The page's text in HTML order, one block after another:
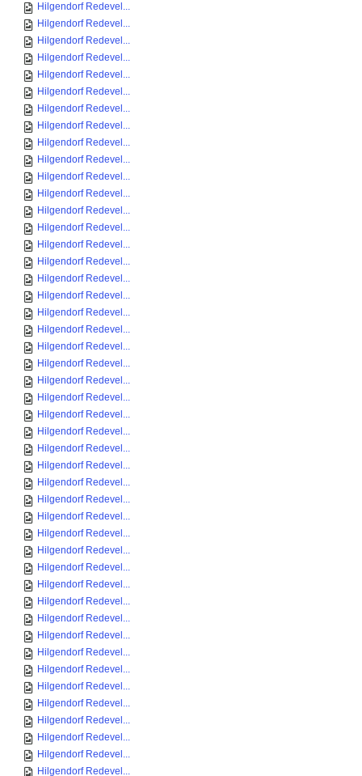
Hilgendorf Redevel...
Hilgendorf Redevel...
Hilgendorf Redevel...
Hilgendorf Redevel...
Hilgendorf Redevel...
Hilgendorf Redevel...
Hilgendorf Redevel...
Hilgendorf Redevel...
Hilgendorf Redevel...
Hilgendorf Redevel...
Hilgendorf Redevel...
Hilgendorf Redevel...
Hilgendorf Redevel...
Hilgendorf Redevel...
Hilgendorf Redevel...
Hilgendorf Redevel...
Hilgendorf Redevel...
Hilgendorf Redevel...
Hilgendorf Redevel...
Hilgendorf Redevel...
Hilgendorf Redevel...
Hilgendorf Redevel...
Hilgendorf Redevel...
Hilgendorf Redevel...
Hilgendorf Redevel...
Hilgendorf Redevel...
Hilgendorf Redevel...
Hilgendorf Redevel...
Hilgendorf Redevel...
Hilgendorf Redevel...
Hilgendorf Redevel...
Hilgendorf Redevel...
Hilgendorf Redevel...
Hilgendorf Redevel...
Hilgendorf Redevel...
Hilgendorf Redevel...
Hilgendorf Redevel...
Hilgendorf Redevel...
Hilgendorf Redevel...
Hilgendorf Redevel...
Hilgendorf Redevel...
Hilgendorf Redevel...
Hilgendorf Redevel...
Hilgendorf Redevel...
Hilgendorf Redevel...
Hilgendorf Redevel...